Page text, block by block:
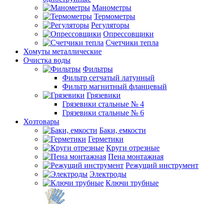
Манометры
Термометры
Регуляторы
Опрессовщики
Счетчики тепла
Хомуты металлические
Очистка воды
Фильтры
Фильтр сетчатый латунный
Фильтр магнитный фланцевый
Грязевики
Грязевики стальные № 4
Грязевики стальные № 6
Хозтовары
Баки, емкости
Герметики
Круги отрезные
Пена монтажная
Режущий инструмент
Электроды
Ключи трубные